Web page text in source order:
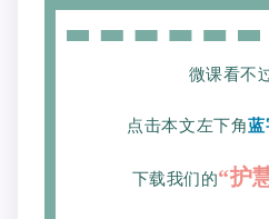
微课看不
点击本文左下角蓝
下载我们的“护